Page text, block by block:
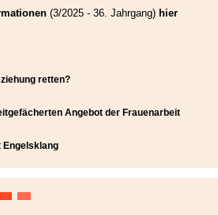
(3/2025 - 36. Jahrgang) hier
retten?
Angebot der Frauenarbeit
Engelsklang